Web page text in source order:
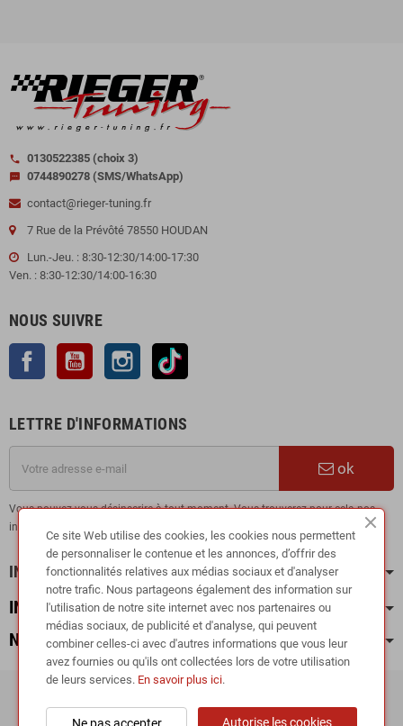
call 0130522385 (choix 3)
sms
0744890278 (SMS/WhatsApp)
contact@rieger-tuning.fr
7 Rue de la Prévôté 78550 HOUDAN
Lun.-Jeu. : 8:30-12:30/14:00-17:30
Ven. : 8:30-12:30/14:00-16:30
NOUS SUIVRE
Facebook YouTube Instagram
LETTRE D'INFORMATIONS
ok
Vous pouvez vous désinscrire à tout moment. Vous trouverez pour cela nos
informations de contact dans les conditions d'utilisation du site.
INFORMATION
INFOS PRATIQUES
NOS CATÉGORIES
Ce site Web utilise des cookies, les cookies nous permettent
de personnaliser le contenue et les annonces, d’offrir des
fonctionnalités relatives aux médias sociaux et d'analyser
notre trafic. Nous partageons également des information sur
l'utilisation de notre site internet avec nos partenaires ou
médias sociaux, de publicité et d'analyse, qui peuvent
combiner celles-ci avec d'autres informations que vous leur
avez fournies ou qu'ils ont collectées lors de votre utilisation
de leurs services. En savoir plus ici.
Autorise les cookies